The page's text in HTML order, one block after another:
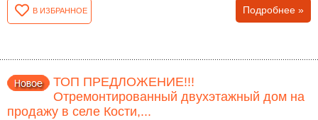
В ИЗБРАННОЕ Подробнее »
ТОП ПРЕДЛОЖЕНИЕ!!!
Отремонтированный двухэтажный дом на
продажу в селе Кости,...